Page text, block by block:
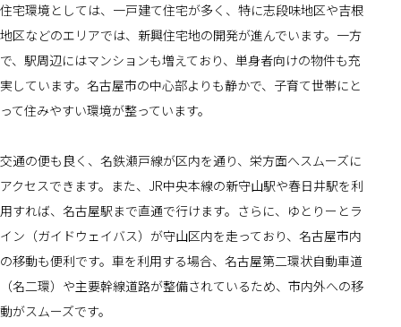
住宅環境としては、一戸建て住宅が多く、特に志段味地区や吉根
地区などのエリアでは、新興住宅地の開発が進んでいます。一方
で、駅周辺にはマンションも増えており、単身者向けの物件も充
実しています。名古屋市の中心部よりも静かで、子育て世帯にと
って住みやすい環境が整っています。
交通の便も良く、名鉄瀬戸線が区内を通り、栄方面へスムーズに
アクセスできます。また、JR中央本線の新守山駅や春日井駅を利
用すれば、名古屋駅まで直通で行けます。さらに、ゆとりーとラ
イン（ガイドウェイバス）が守山区内を走っており、名古屋市内
の移動も便利です。車を利用する場合、名古屋第二環状自動車道
（名二環）や主要幹線道路が整備されているため、市内外への移
動がスムーズです。